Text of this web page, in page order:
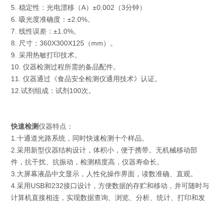
5. 稳定性：光电漂移（A）±0.002（3分钟）
6. 吸光度准确度：±2.0%。
7. 线性误差：±1.0%。
8. 尺寸：360X300X125（mm）。
9. 采用热敏打印技术。
10. 仪器检测过程所需的备品配件。
11. 仪器通过《食品安全检测仪通用技术》认证。
12.试剂组成：试剂100次。
快速检测仪器特点：
1.十通道光路系统，同时快速检测十个样品。
2.采用新型仪器结构设计，体积小，便于携带。无机械移动部
件，抗干扰、抗振动，检测精度高，仪器寿命长。
3.大屏幕液晶中文显示，人性化操作界面，读数准确、直观。
4.采用USB和232接口设计，方便数据的存贮和移动，并可随时与
计算机直接相连，实现数据查询、浏览、分析、统计、打印和发